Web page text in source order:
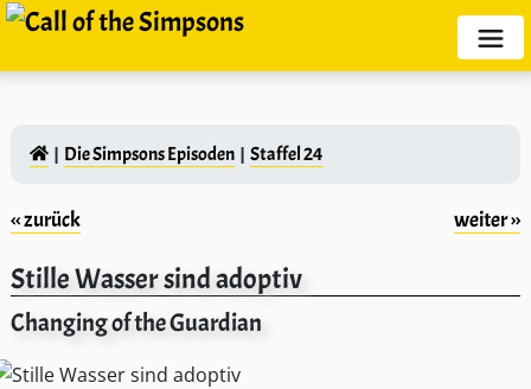
Die Simpsons Episoden Staffel 24
‹‹ zurück weiter ››
Stille Wasser sind adoptiv
Changing of the Guardian